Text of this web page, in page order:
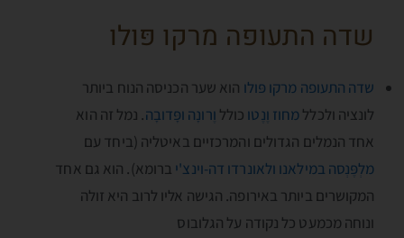
שדה התעופה מרקו פּולו
שדה התעופה מרקו פּולו הוא שער הכניסה הנוח ביותר
לונציה ולכללמחוז וֶנֶטו כולל וֶרונָה ופָּדובָה. נמל זה הוא
אחד הנמלים הגדולים והמרכזיים באיטליה (ביחד עם
מלְפֶּנְסה במילאנו ולאונרדו דה-וינצ'י ברומא). הוא גם אחד
המקושרים ביותר באירופה. הגישה אליו לרוב היא זולה
ונוחה מכמעט כל נקודה על הגלובוס